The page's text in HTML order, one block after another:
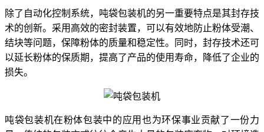
除了自动化控制系统，吨袋包装机的另一重要特点是其封存技
术的创新。采用高效的密封装置，可以有效地防止粉体受潮、
结块等问题，保障粉体的质量和稳定性。同时，封存技术还可
以延长粉体的保质期，提高了产品的使用寿命，降低了企业的
损失。
吨袋包装机在粉体包装中的应用也为环保事业贡献了一份力